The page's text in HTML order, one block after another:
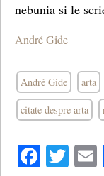
nebunia si le
André Gide
André Gide arta
citate despre arta